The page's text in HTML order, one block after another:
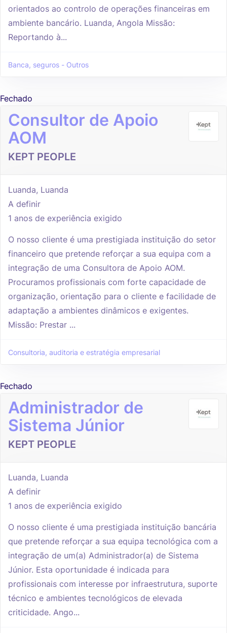
orientados ao controlo de operações financeiras em
ambiente bancário. Luanda, Angola Missão:
Reportando à...
Banca, seguros - Outros
Fechado
Consultor de Apoio
AOM
KEPT PEOPLE
Luanda, Luanda
A definir
1 anos de experiência exigido
O nosso cliente é uma prestigiada instituição do setor
financeiro que pretende reforçar a sua equipa com a
integração de uma Consultora de Apoio AOM.
Procuramos profissionais com forte capacidade de
organização, orientação para o cliente e facilidade de
adaptação a ambientes dinâmicos e exigentes.
Missão: Prestar ...
Consultoria, auditoria e estratégia empresarial
Fechado
Administrador de
Sistema Júnior
KEPT PEOPLE
Luanda, Luanda
A definir
1 anos de experiência exigido
O nosso cliente é uma prestigiada instituição bancária
que pretende reforçar a sua equipa tecnológica com a
integração de um(a) Administrador(a) de Sistema
Júnior. Esta oportunidade é indicada para
profissionais com interesse por infraestrutura, suporte
técnico e ambientes tecnológicos de elevada
criticidade. Ango...